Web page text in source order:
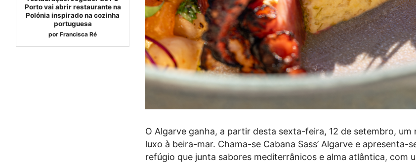
Porto vai abrir restaurante na
Polónia inspirado na cozinha
portuguesa
por Francisca Ré
O Algarve ganha, a partir desta sexta-feira, 12 de setembro, um
luxo à beira-mar. Chama-se Cabana Sass’ Algarve e apresenta-
refúgio que junta sabores mediterrânicos e alma atlântica, com